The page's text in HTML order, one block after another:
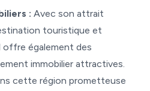
: Avec son attrait
touristique et
offre également des
immobilier attractives.
cette région prometteuse